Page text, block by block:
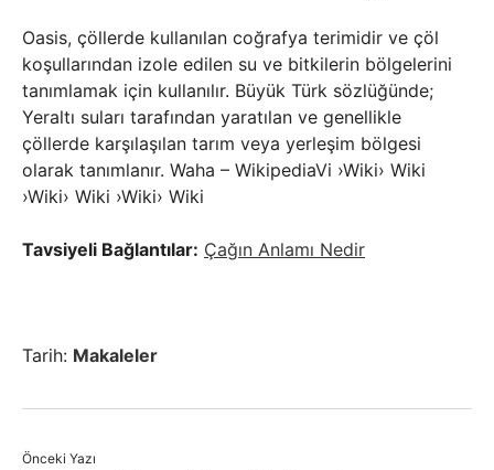
Oasis, çöllerde kullanılan coğrafya terimidir ve çöl
koşullarından izole edilen su ve bitkilerin bölgelerini
tanımlamak için kullanılır. Büyük Türk sözlüğünde;
Yeraltı suları tarafından yaratılan ve genellikle
çöllerde karşılaşılan tarım veya yerleşim bölgesi
olarak tanımlanır. Waha – WikipediaVi ›Wiki› Wiki
›Wiki› Wiki ›Wiki› Wiki
Tavsiyeli Bağlantılar: Çağın Anlamı Nedir
Tarih: Makaleler
Önceki Yazı